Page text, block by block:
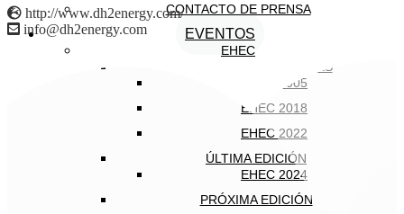
CONTACTO DE PRENSA
EVENTOS
EHEC
EDICIONES ANTERIORES
EHEC 2005
EHEC 2018
EHEC 2022
ÚLTIMA EDICIÓN
EHEC 2024
PRÓXIMA EDICIÓN
http://www.dh2energy.com/
info@dh2energy.com